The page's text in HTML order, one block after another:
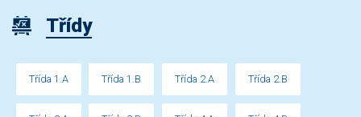
Třídy
Třída 1.A Třída 1.B Třída 2.A Třída 2.B